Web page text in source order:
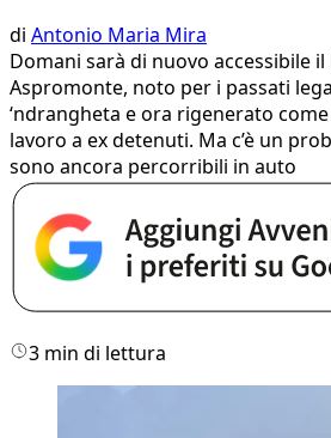
di Antonio Maria Mira
Domani sarà di nuovo accessibile
Aspromonte, noto per i passati
‘ndrangheta e ora rigenerato
lavoro a ex detenuti. Ma c’è un
sono ancora percorribili in auto
3 min di lettura